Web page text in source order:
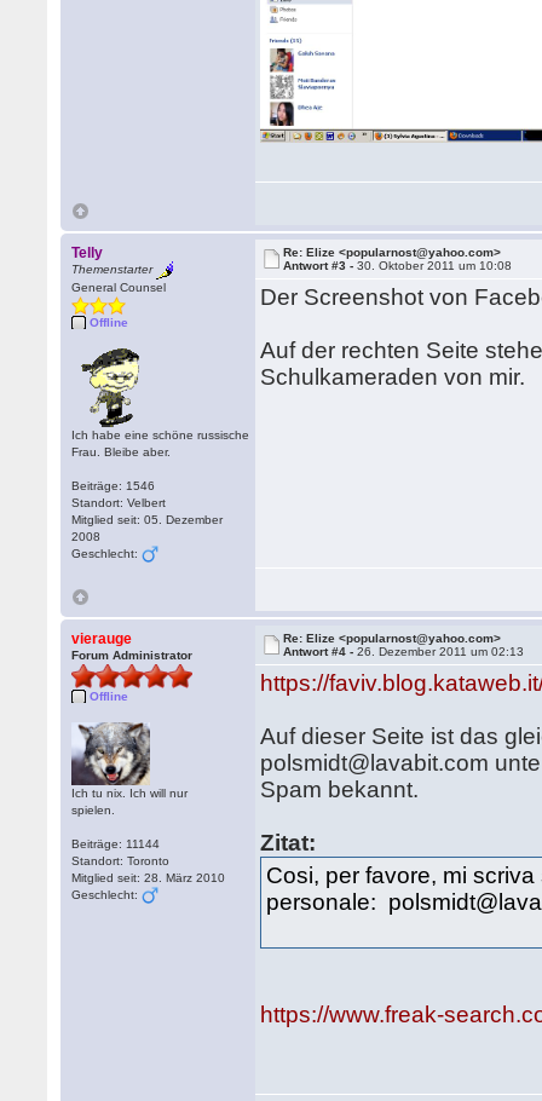
Telly
Themenstarter
General Counsel
Offline
Ich habe eine schöne russische
Frau. Bleibe aber.
Beiträge: 1546
Standort: Velbert
Mitglied seit: 05. Dezember
2008
Geschlecht:
Re: Elize <popularnost@yahoo.com>
Antwort #3 -30. Oktober 2011 um 10:08
Der Screenshot von
Auf der rechten Seite
Schulkameraden von mir.
vierauge
Forum Administrator
Offline
Ich tu nix. Ich will nur
spielen.
Beiträge: 11144
Standort: Toronto
Mitglied seit: 28. März 2010
Geschlecht:
Re: Elize <popularnost@yahoo.com>
Antwort #4 -26. Dezember 2011 um 02:13
https://
Auf dieser Seite ist das
polsmidt@lavabit.com
Spam bekannt.
Zitat:
Cosi, per favore, mi
personale:
https://www.freak-